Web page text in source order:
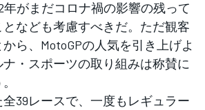
がまだコロナ禍の影響の残って
なども考慮すべきだ。ただ観客
ら、MotoGPの人気を引き上げよ
・スポーツの取り組みは称賛に
39レースで、一度もレギュラー